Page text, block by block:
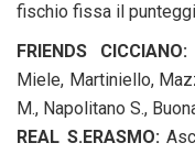
fischio fissa il
FRIENDS CICCIANO:
Miele, Martiniello,
M., Napolitano S.,
REAL S.ERASMO: